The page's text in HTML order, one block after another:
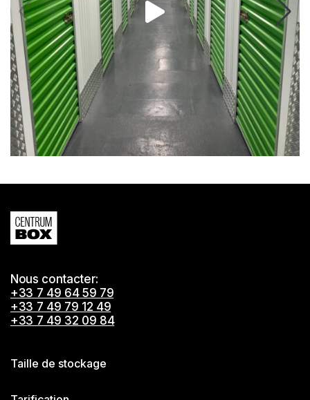
Nous contacter:
+33 7 49 64 59 79
+33 7 49 79 12 49
+33 7 49 32 09 84
Taille de stockage